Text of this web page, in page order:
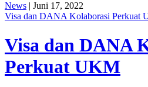
News | Juni 17, 2022
Visa dan DANA Kolaborasi Perkuat
Visa dan DANA
Perkuat UKM